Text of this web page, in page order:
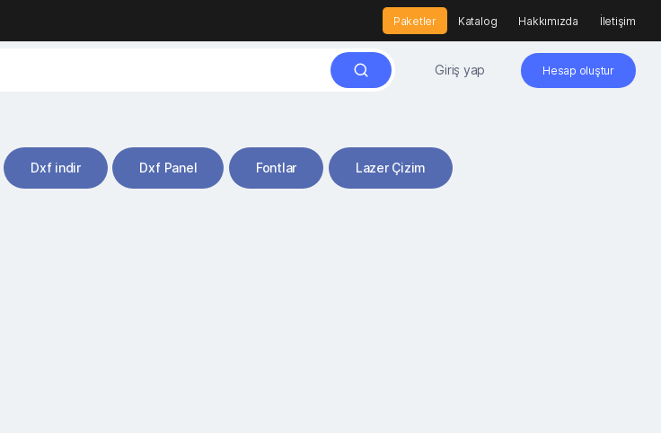
Paketler Katalog Hakkımızda İletişim
Giriş yap Hesap oluştur
Dxf indir Dxf Panel Fontlar Lazer Çizim